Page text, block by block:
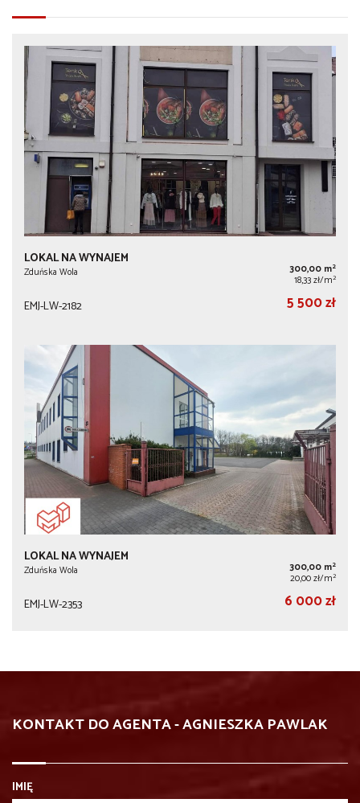
LOKAL NA WYNAJEM
Zduńska Wola 300,00 m2
18,33 zł/m2
EMJ-LW-2182 5 500 zł
LOKAL NA WYNAJEM
Zduńska Wola 300,00 m2
20,00 zł/m2
EMJ-LW-2353 6 000 zł
KONTAKT DO AGENTA - AGNIESZKA PAWLAK
IMIĘ